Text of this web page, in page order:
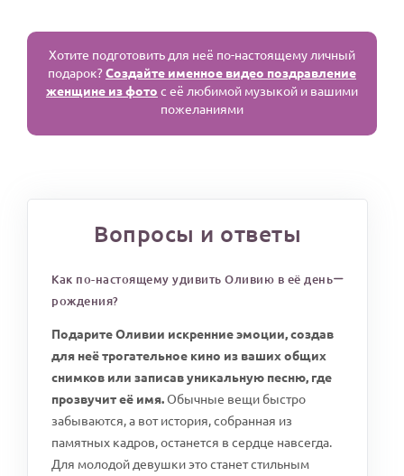
Хотите подготовить для неё по-настоящему личный
подарок?Создайте именное видео поздравление
женщине из фото с её любимой музыкой и вашими
пожеланиями
Вопросы и ответы
Как по-настоящему удивить Оливию в её день
рождения?
Подарите Оливии искренние эмоции, создав
для неё трогательное кино из ваших общих
снимков или записав уникальную песню, где
прозвучит её имя.Обычные вещи быстро
забываются, а вот история, собранная из
памятных кадров, останется в сердце навсегда.
Для молодой девушки это станет стильным